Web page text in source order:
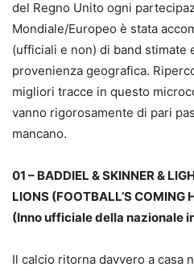
del Regno Unito ogni
Mondiale/Europeo è stata
(ufficiali e non) di band stimate
provenienza geografica.
migliori tracce in questo
vanno rigorosamente di pari
mancano.
01 – BADDIEL & SKINNER &
LIONS (FOOTBALL’S COMING
(Inno ufficiale della nazionale
Il calcio ritorna davvero a casa